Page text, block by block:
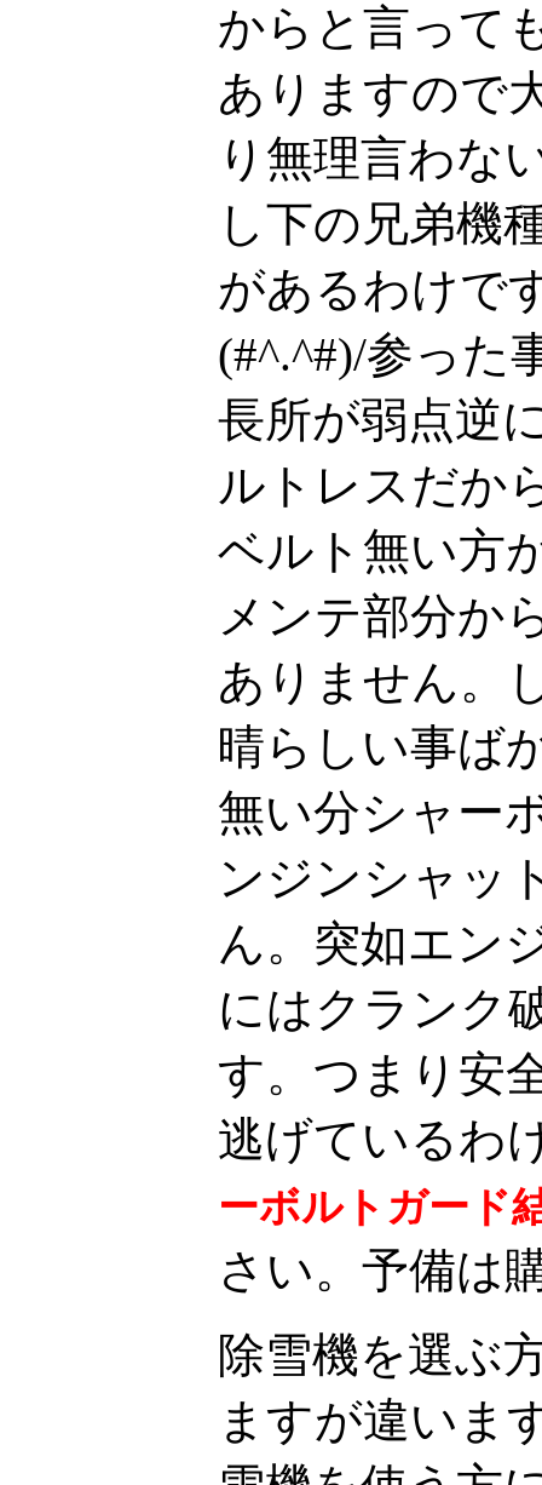
からと言って
ありますので
り無理言わな
し下の兄弟機
があるわけで
(#^.^#)/参った
長所が弱点逆
ルトレスだか
ベルト無い方
メンテ部分か
ありません。
晴らしい事ば
無い分シャー
ンジンシャッ
ん。突如エン
にはクランク
す。つまり安
逃げているわ
ーボルトガード
さい。予備は
除雪機を選ぶ
ますが違いま